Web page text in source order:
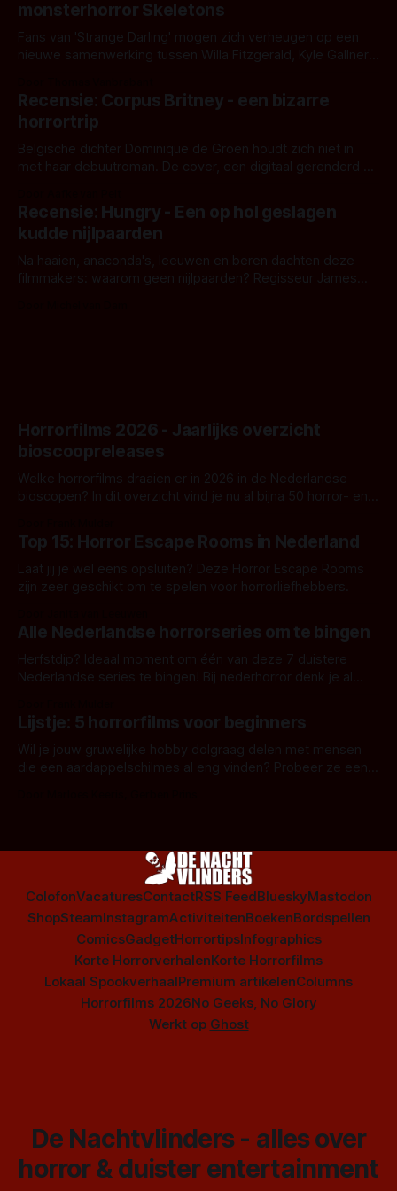
monsterhorror Skeletons
Fans van 'Strange Darling' mogen zich verheugen op een
nieuwe samenwerking tussen Willa Fitzgerald, Kyle Gallner
'Skeletons', een nieuwe creature feature waarvoor de
opnames zijn gestart in Australië.
Recensie: Corpus Britney - een bizarre
horrortrip
Belgische dichter Dominique de Groen houdt zich niet in
met haar debuutroman. De cover, een digitaal gerenderd en
achtergrond, belooft iets kleurrijks maar onheilspellends,
iets ongrijpbaars. En dat maakt De Groen met ieder woord
waar.
Recensie: Hungry - Een op hol geslagen
kudde nijlpaarden
Na haaien, anaconda's, leeuwen en beren dachten deze
filmmakers: waarom geen nijlpaarden? Regisseur James
Horrorfilms 2026 - Jaarlijks overzicht
bioscoopreleases
Welke horrorfilms draaien er in 2026 in de Nederlandse
bioscopen? In dit overzicht vind je nu al bijna 50 horror- en
Top 15: Horror Escape Rooms in Nederland
Laat jij je wel eens opsluiten? Deze Horror Escape Rooms
zijn zeer geschikt om te spelen voor horrorliefhebbers.
Alle Nederlandse horrorseries om te bingen
Herfstdip? Ideaal moment om één van deze 7 duistere
Nederlandse series te bingen! Bij nederhorror denk je al
Amsterdamned of The Johnsons. Maar Nederlandse horror
is niet beperkt tot films. Hier een aantal Nederlandse tv-
series uit het duistere of horrorgenre. Als
Lijstje: 5 horrorfilms voor beginners
Wil je jouw gruwelijke hobby dolgraag delen met mensen
die een aardappelschilmes al eng vinden? Probeer ze eens
ColofonVacaturesContactRSS FeedBlueskyMastodon
ShopSteamInstagramActiviteitenBoekenBordspellen
ComicsGadgetHorrortipsInfographics
Korte HorrorverhalenKorte Horrorfilms
Lokaal SpookverhaalPremium artikelenColumns
Horrorfilms 2026No Geeks, No Glory
Werkt op Ghost
De Nachtvlinders - alles over
horror & duister entertainment